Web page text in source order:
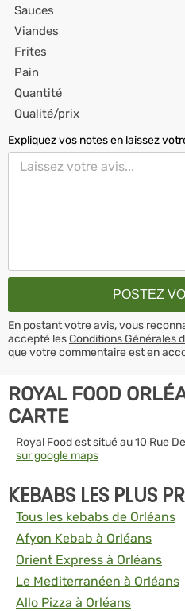
Sauces
Viandes
Frites
Pain
Quantité
Qualité/prix
Expliquez vos notes en laissez
En postant votre avis, vous
accepté lesConditions Générales
que votre commentaire est en
ROYAL FOOD
CARTE
Royal Food est situé au 10 Rue
sur google maps
KEBABS LES PLUS
Tous les kebabs de Orléans
Afyon Kebab à Orléans
Orient Express à Orléans
Le Mediterranéen à Orléans
Allo Pizza à Orléans